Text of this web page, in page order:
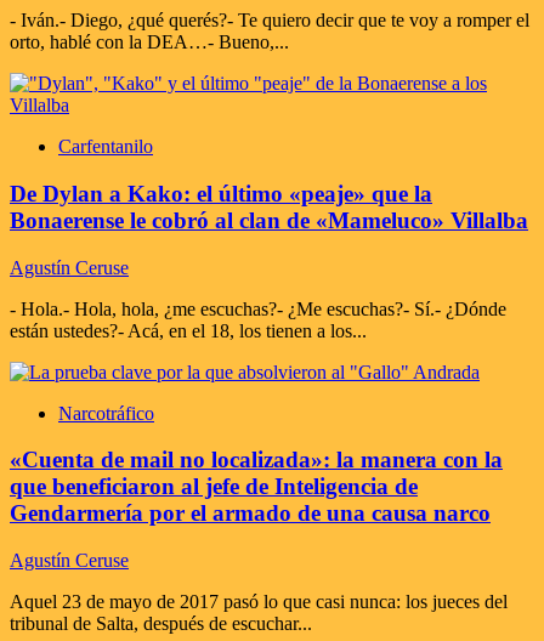
- Iván.- Diego, ¿qué querés?- Te quiero decir que te voy a romper el
orto, hablé con la DEA…- Bueno,...
Carfentanilo
De Dylan a Kako: el último «peaje» que la
Bonaerense le cobró al clan de «Mameluco» Villalba
Agustín Ceruse
- Hola.- Hola, hola, ¿me escuchas?- ¿Me escuchas?- Sí.- ¿Dónde
están ustedes?- Acá, en el 18, los tienen a los...
Narcotráfico
«Cuenta de mail no localizada»: la manera con la
que beneficiaron al jefe de Inteligencia de
Gendarmería por el armado de una causa narco
Agustín Ceruse
Aquel 23 de mayo de 2017 pasó lo que casi nunca: los jueces del
tribunal de Salta, después de escuchar...